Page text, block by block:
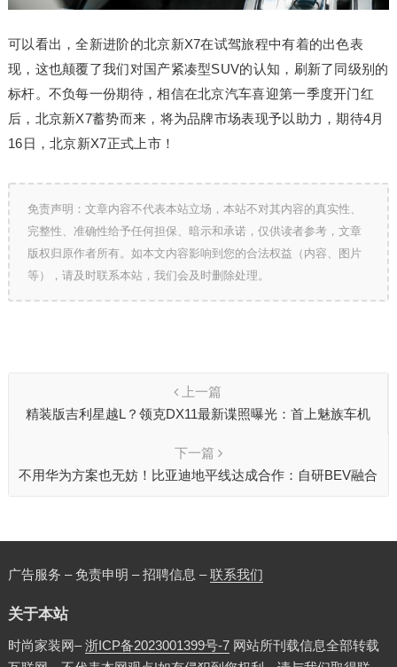
可以看出，全新进阶的北京新X7在试驾旅程中有着的出色表
现，这也颠覆了我们对国产紧凑型SUV的认知，刷新了同级别的
标杆。不负每一份期待，相信在北京汽车喜迎第一季度开门红
后，北京新X7蓄势而来，将为品牌市场表现予以助力，期待4月
16日，北京新X7正式上市！
免责声明：文章内容不代表本站立场，本站不对其内容的真实性、
完整性、准确性给予任何担保、暗示和承诺，仅供读者参考，文章
版权归原作者所有。如本文内容影响到您的合法权益（内容、图片
等），请及时联系本站，我们会及时删除处理。
上一篇
精装版吉利星越L？领克DX11最新谍照曝光：首上魅族车机
下一篇
不用华为方案也无妨！比亚迪地平线达成合作：自研BEV融合
广告服务 – 免责申明 – 招聘信息 –联系我们
关于本站
时尚家装网–浙ICP备2023001399号-7网站所刊载信息全部转载